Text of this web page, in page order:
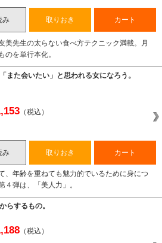
み 取りおき カート
美先生の太らない食べ方テクニック満載。月
のを単行本化。
た会いたい」と思われる女になろう。
（税込）
み 取りおき カート
、年齢を重ねても魅力的でいるために身につ
４弾は、「美人力」。
らするもの。
（税込）